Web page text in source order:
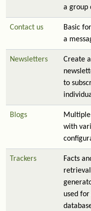
a group
Contact us
Basic
a
Newsletters
Create
to
Blogs
with
Trackers
Facts
used